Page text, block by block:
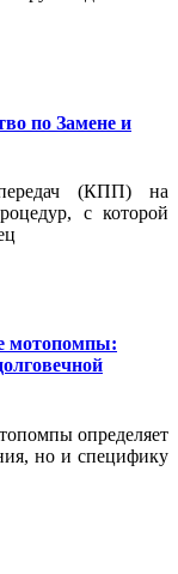
по Замене и
(КПП) на
с которой
мотопомпы:
определяет
но и специфику